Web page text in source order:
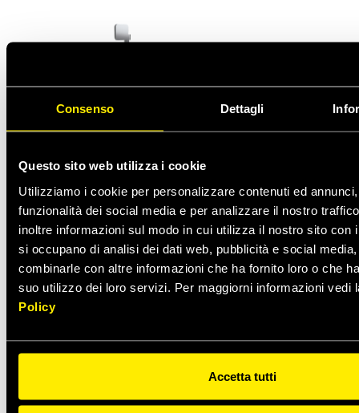
Consenso Dettagli
Questo sito web utilizza i cookie
Utilizziamo i cookie per personalizzare contenuti ed
funzionalità dei social media e per analizzare il nostro
inoltre informazioni sul modo in cui utilizza il nostro sito con
si occupano di analisi dei dati web, pubblicità e social
combinarle con altre informazioni che ha fornito loro o che
suo utilizzo dei loro servizi. Per maggiorni informazioni vedi
Policy
Accetta tutti